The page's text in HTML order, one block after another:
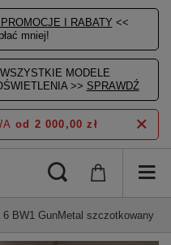
I RABATY <<
mniej!
MODELE
>> SPRAWDŹ
od 2 000,00 zł
6 BW1 GunMetal szczotkowany